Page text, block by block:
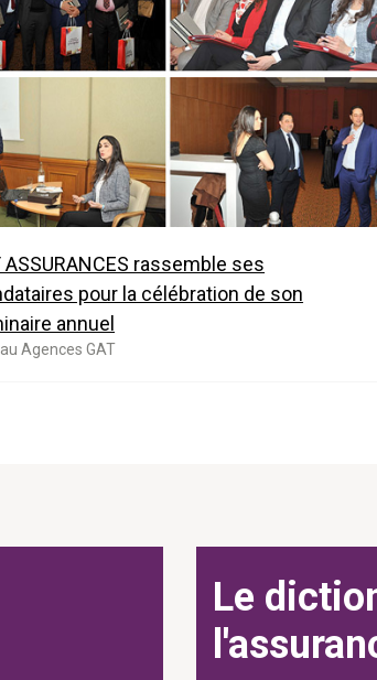
ASSURANCES rassemble ses
pour la célébration de son
annuel
Agences GAT
Le